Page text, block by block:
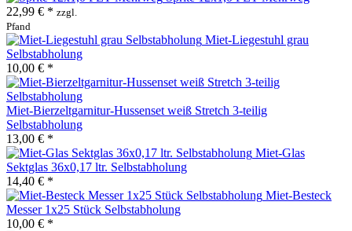
22,99 € * zzgl.
Pfand
Miet-Liegestuhl grau
Selbstabholung
10,00 € *
Miet-Bierzeltgarnitur-Hussenset weiß Stretch 3-teilig
Selbstabholung
13,00 € *
Miet-Glas
Sektglas 36x0,17 ltr. Selbstabholung
14,40 € *
Miet-Besteck
Messer 1x25 Stück Selbstabholung
10,00 € *